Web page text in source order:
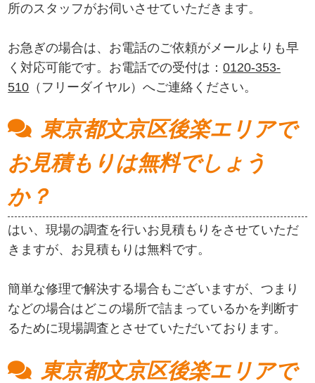
所のスタッフがお伺いさせていただきます。
お急ぎの場合は、お電話のご依頼がメールよりも早
く対応可能です。お電話での受付は：0120-353-
510 （フリーダイヤル）へご連絡ください。
東京都文京区後楽エリアで
お見積もりは無料でしょう
か？
はい、現場の調査を行いお見積もりをさせていただ
きますが、お見積もりは無料です。
簡単な修理で解決する場合もございますが、つまり
などの場合はどこの場所で詰まっているかを判断す
るために現場調査とさせていただいております。
東京都文京区後楽エリアで